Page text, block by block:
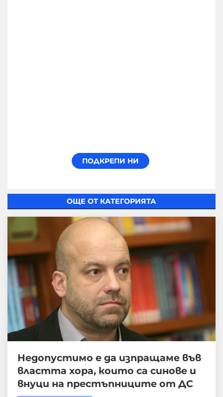
ОЩЕ ОТ КАТЕГОРИЯТА
Недопустимо е да изпращаме във
властта хора, които са синове и
внуци на престъпниците от ДС